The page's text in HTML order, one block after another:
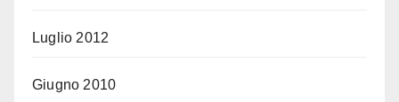
Luglio 2012
Giugno 2010